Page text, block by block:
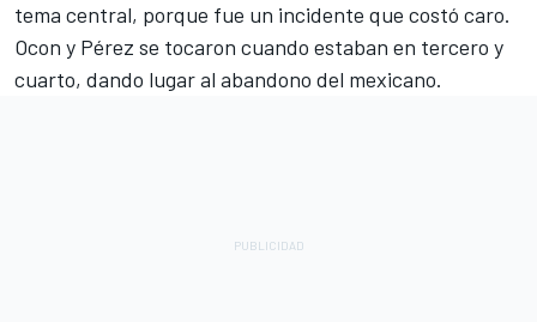
tema central, porque fue un incidente que costó caro.
Ocon y Pérez se tocaron cuando estaban en tercero y
cuarto, dando lugar al abandono del mexicano.